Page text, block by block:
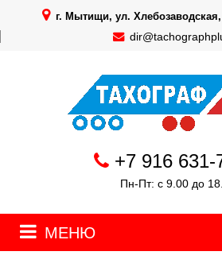
г. Мытищи, ул.
+7 916 631-
Пн-Пт: с 9.00 до
МЕНЮ